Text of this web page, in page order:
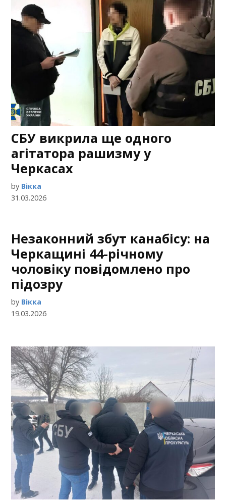
СБУ викрила ще одного
агітатора рашизму у
Черкасах
by Вікка
31.03.2026
Незаконний збут канабісу: на
Черкащині 44-річному
чоловіку повідомлено про
підозру
by Вікка
19.03.2026